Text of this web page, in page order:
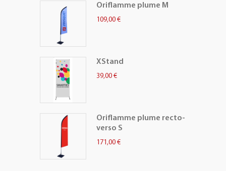
Oriflamme plume M
109,00 €
XStand
39,00 €
Oriflamme plume recto-
verso S
171,00 €